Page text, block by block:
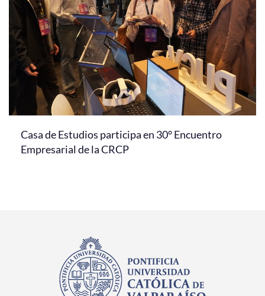
Casa de Estudios participa en 30° Encuentro
Empresarial de la CRCP